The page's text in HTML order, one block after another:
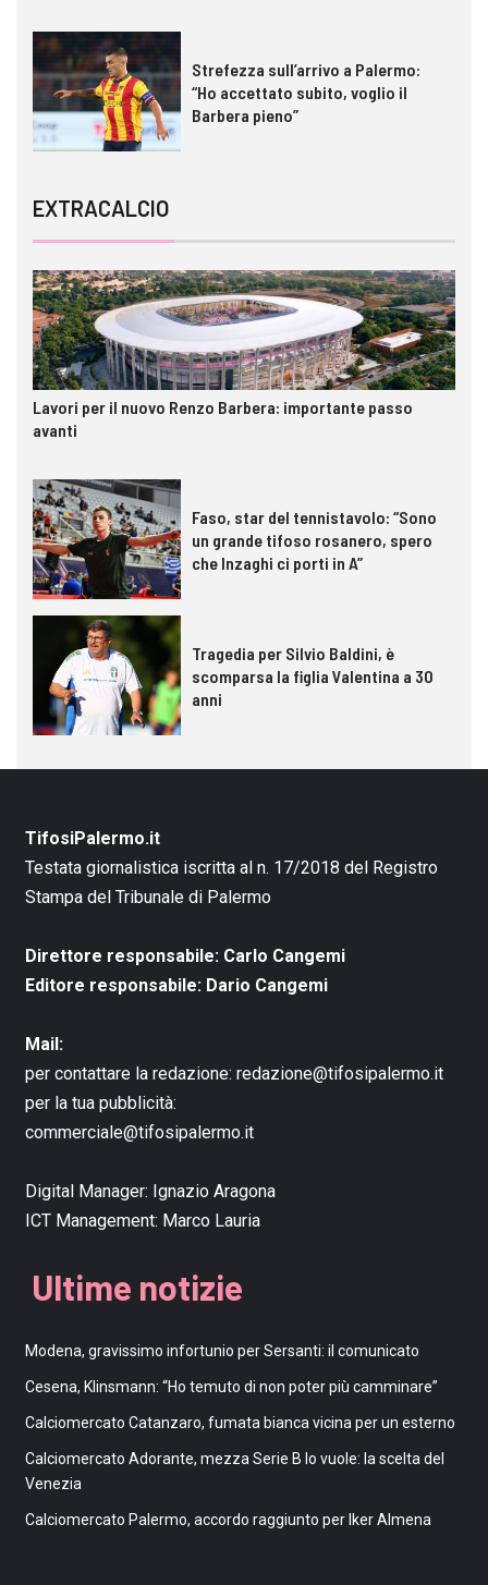
Strefezza sull’arrivo a Palermo:
“Ho accettato subito, voglio il
Barbera pieno”
EXTRACALCIO
Lavori per il nuovo Renzo Barbera: importante passo
avanti
Faso, star del tennistavolo: “Sono
un grande tifoso rosanero, spero
che Inzaghi ci porti in A”
Tragedia per Silvio Baldini, è
scomparsa la figlia Valentina a 30
anni
TifosiPalermo.it
Testata giornalistica iscritta al n. 17/2018 del Registro
Stampa del Tribunale di Palermo
Direttore responsabile: Carlo Cangemi
Editore responsabile: Dario Cangemi
Mail:
per contattare la redazione: redazione@tifosipalermo.it
per la tua pubblicità:
commerciale@tifosipalermo.it
Digital Manager: Ignazio Aragona
ICT Management: Marco Lauria
Ultime notizie
Modena, gravissimo infortunio per Sersanti: il comunicato
Cesena, Klinsmann: “Ho temuto di non poter più camminare”
Calciomercato Catanzaro, fumata bianca vicina per un esterno
Calciomercato Adorante, mezza Serie B lo vuole: la scelta del
Venezia
Calciomercato Palermo, accordo raggiunto per Iker Almena